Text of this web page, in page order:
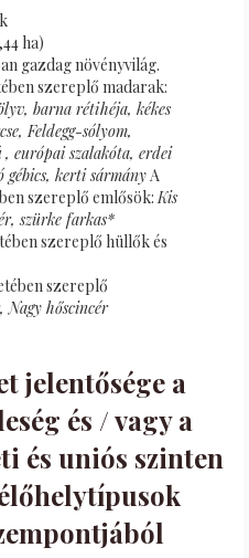
ha)
gazdag növényvilág.
szereplő madarak:
barna rétihéja, kékes
Feldegg-sólyom,
, európai szalakóta, erdei
kerti sármány A
szereplő emlősök: Kis
szürke farkas*
szereplő hüllők és
szereplő
Nagy hőscincér
jelentősége a
és / vagy a
és uniós szinten